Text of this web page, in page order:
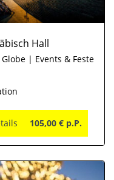
Hall
| Events & Feste
105,00 € p.P.